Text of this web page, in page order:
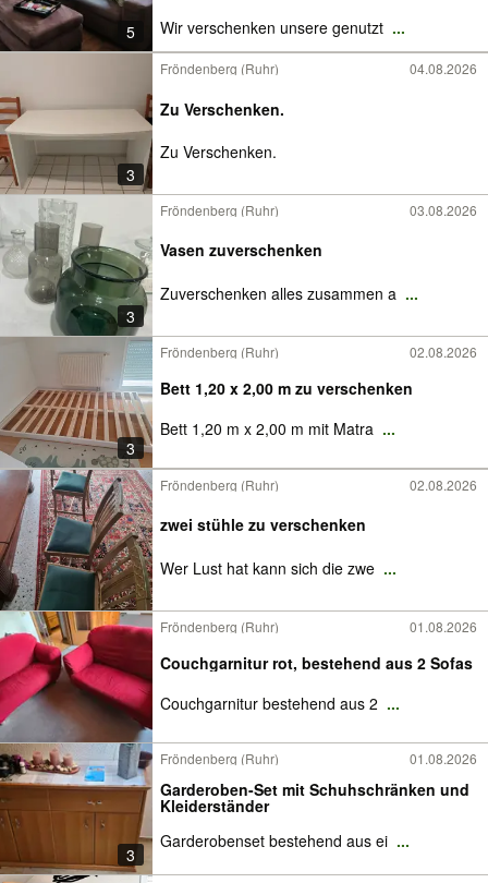
5
Wir verschenken unsere genutzt ...
3
Fröndenberg (Ruhr) 04.08.2026
Zu Verschenken.
Zu Verschenken.
3
Fröndenberg (Ruhr) 03.08.2026
Vasen zuverschenken
Zuverschenken alles zusammen a ...
3
Fröndenberg (Ruhr) 02.08.2026
Bett 1,20 x 2,00 m zu verschenken
Bett 1,20 m x 2,00 m mit Matra ...
Fröndenberg (Ruhr) 02.08.2026
zwei stühle zu verschenken
Wer Lust hat kann sich die zwe ...
Fröndenberg (Ruhr) 01.08.2026
Couchgarnitur rot, bestehend aus 2 Sofas
Couchgarnitur bestehend aus 2 ...
3
Fröndenberg (Ruhr) 01.08.2026
Garderoben-Set mit Schuhschränken und
Kleiderständer
Garderobenset bestehend aus ei ...